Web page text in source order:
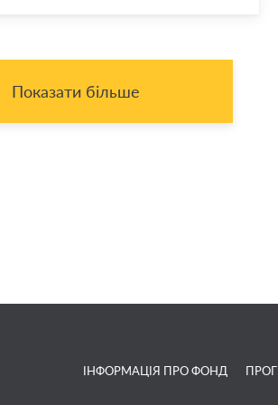
Показати більше
ІНФОРМАЦІЯ ПРО ФОНД